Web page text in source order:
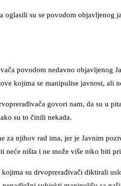
oglasili su se povodom objavljenog
povodom nedavno objavljenog
kojima se manipulise javnost, ali
govori nam, da su u
su to činili nekada.
za njihov rad ima, jer je Javnim
neće ništa i ne može više niko biti
su drvoprerađivači diktirali